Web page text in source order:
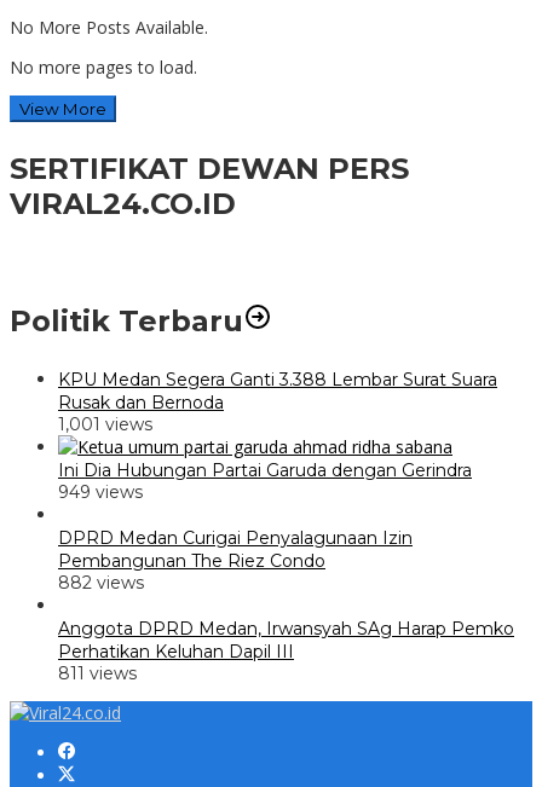
No More Posts Available.
No more pages to load.
View More
SERTIFIKAT DEWAN PERS
VIRAL24.CO.ID
Politik Terbaru
KPU Medan Segera Ganti 3.388 Lembar Surat Suara
Rusak dan Bernoda
1,001 views
Ini Dia Hubungan Partai Garuda dengan Gerindra
949 views
DPRD Medan Curigai Penyalagunaan Izin
Pembangunan The Riez Condo
882 views
Anggota DPRD Medan, Irwansyah SAg Harap Pemko
Perhatikan Keluhan Dapil III
811 views